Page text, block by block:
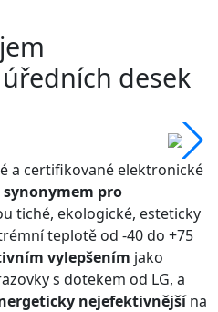
desek
a certifikované elektronické
synonymem pro
tiché, ekologické, esteticky
teplotě od -40 do +75
vylepšením jako
s dotekem od LG, a
nejefektivnějšína